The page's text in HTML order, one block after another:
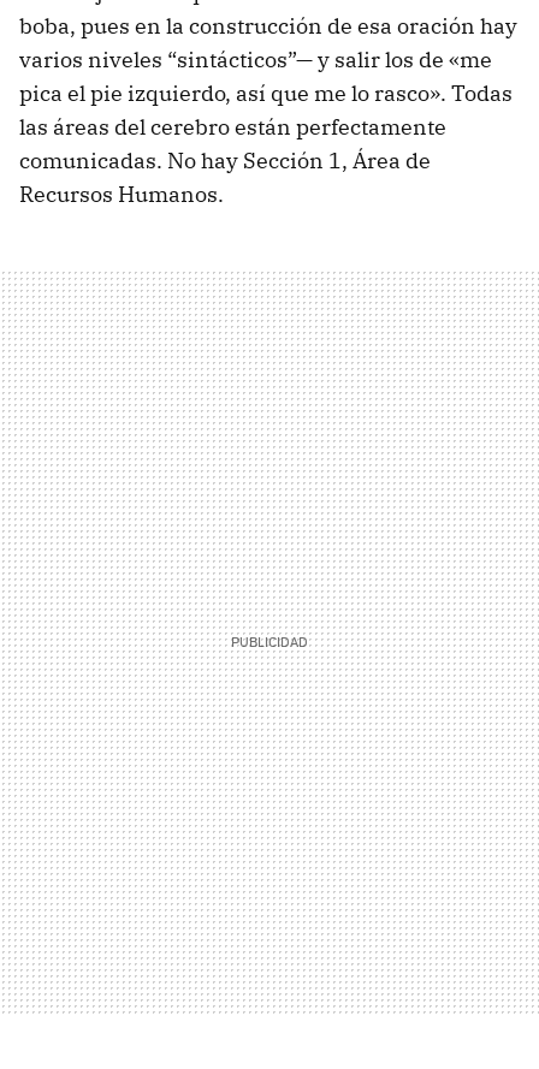
boba, pues en la construcción de esa oración hay
varios niveles “sintácticos”— y salir los de «me
pica el pie izquierdo, así que me lo rasco». Todas
las áreas del cerebro están perfectamente
comunicadas. No hay Sección 1, Área de
Recursos Humanos.